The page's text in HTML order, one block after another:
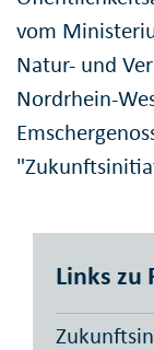
vom
Natur- und
Nordrhein-
Links zu